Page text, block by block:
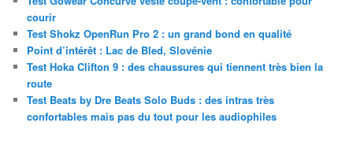
r
c
h
e
courir
Test Shokz OpenRun Pro 2 : un grand bond en qualité
Point d’intérêt : Lac de Bled, Slovénie
Test Hoka Clifton 9 : des chaussures qui tiennent très bien la
route
Test Beats by Dre Beats Solo Buds : des intras très
confortables mais pas du tout pour les audiophiles